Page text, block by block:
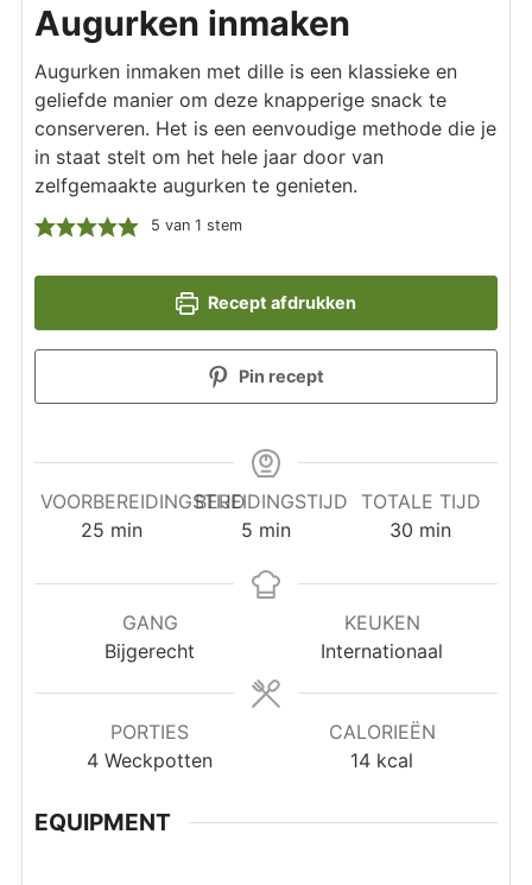
Augurken inmaken
Augurken inmaken met dille is een klassieke en
geliefde manier om deze knapperige snack te
conserveren. Het is een eenvoudige methode die je
in staat stelt om het hele jaar door van
zelfgemaakte augurken te genieten.
5 van 1 stem
Recept afdrukken
Pin recept
VOORBEREIDINGSTIJD
25minuten
min
BEREIDINGSTIJD
5 minuten
min
TOTALE TIJD
30 minuten
min
GANG
Bijgerecht
KEUKEN
Internationaal
PORTIES
4 Weckpotten
CALORIEËN
14 kcal
EQUIPMENT